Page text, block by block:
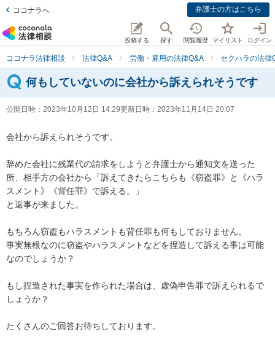
ココナラへ 弁護士の方はこちら
投稿する 探す 閲覧履歴 マイリスト ログイン
ココナラ法律相談 法律Q&A 労働・雇用の法律Q&A セクハラの法律
何もしていないのに会社から訴えられそうです
公開日時： 2023年10月12日 14:29更新日時： 2023年11月14日 20:07
会社から訴えられそうです。
辞めた会社に残業代の請求をしようと弁護士から通知文を送った
所、相手方の会社から「訴えてきたらこちらも《窃盗罪》と《ハラ
スメント》《背任罪》で訴える。」
と返事が来ました。
もちろん窃盗もハラスメントも背任罪も何もしておりません。
事実無根なのに窃盗やハラスメントなどを捏造して訴える事は可能
なのでしょうか？
もし捏造された事実を作られた場合は、虚偽申告罪で訴えられるで
しょうか？
たくさんのご回答お待ちしております。